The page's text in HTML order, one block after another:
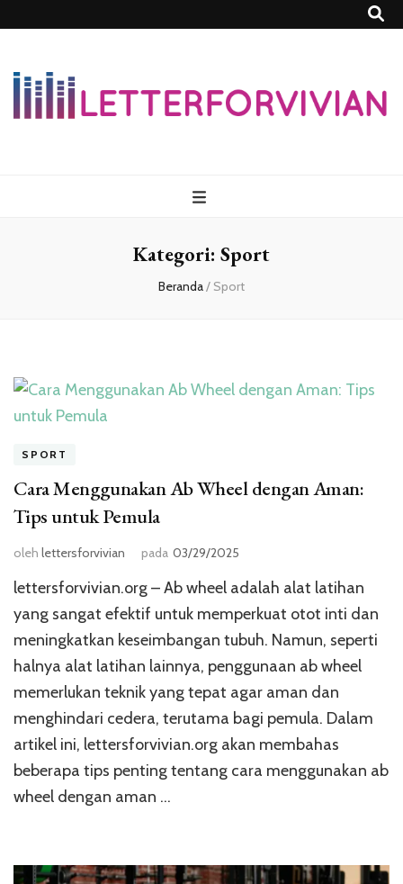
Kategori: Sport
Beranda/ Sport
SPORT
Cara Menggunakan Ab Wheel dengan Aman:
Tips untuk Pemula
oleh lettersforvivian pada 03/29/2025
lettersforvivian.org – Ab wheel adalah alat latihan
yang sangat efektif untuk memperkuat otot inti dan
meningkatkan keseimbangan tubuh. Namun, seperti
halnya alat latihan lainnya, penggunaan ab wheel
memerlukan teknik yang tepat agar aman dan
menghindari cedera, terutama bagi pemula. Dalam
artikel ini, lettersforvivian.org akan membahas
beberapa tips penting tentang cara menggunakan ab
wheel dengan aman …